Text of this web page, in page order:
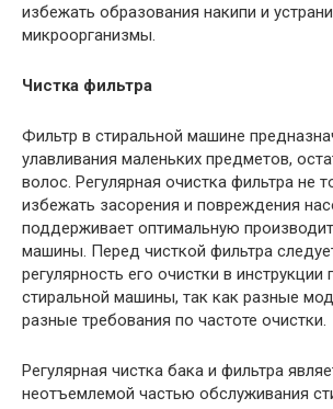
избежать образования накипи и
микроорганизмы.
Чистка фильтра
Фильтр в стиральной машине
улавливания маленьких предметов,
волос. Регулярная очистка фильтра не
избежать засорения и повреждения
поддерживает оптимальную
машины. Перед чисткой фильтра
регулярность его очистки в инструкции
стиральной машины, так как разные
разные требования по частоте очистки.
Регулярная чистка бака и фильтра
неотъемлемой частью обслуживания